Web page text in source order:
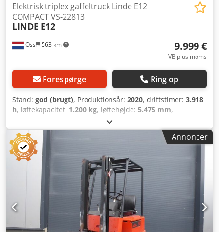
Oss 563 km
Elektrisk triplex gaffeltruck Linde E12
COMPACT VS-22813
LINDE E12
9.999 €
VB plus moms
Forespørge Ring op
Stand: god (brugt), Produktionsår: 2020, driftstimer: 3.918
h, løftekapacitet: 1.200 kg, løftehøjde: 5.475 mm,
, mastetype:
bygningshøjde:2.471 mm, tomvægt:3.000 kg,
kilometerstand:
, Elektrisk triplex gaffeltruck
Mærke: Linde Årgang: 2020 KOMPAKT MODEL KUN 3.918
timer Kapacitet: 1.200 kg Løftehøjde: 5.475 mm
Gennemkørselshøjde: 2.471 mm Friløft Sideskift Non-
marking dæk Batteri: 2018 Automatisk påfyldningssystem
Crodpjy D Umtsfx Ai Asf Ekstern lader
Annoncer